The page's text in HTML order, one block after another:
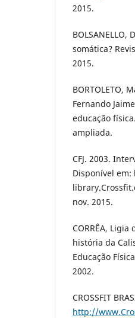
2015.
somática?
2015.
BORTOLETO,
Fernando
educação
ampliada.
CFJ. 2003.
Disponível
nov. 2015.
CORRÊA,
história da
Educação
2002.
CROSSFIT
http://